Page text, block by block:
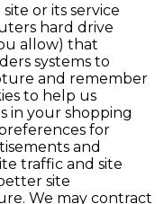
or its service
hard drive
allow) that
systems to
and remember
to help us
in your shopping
for
and
traffic and site
site
We may contract